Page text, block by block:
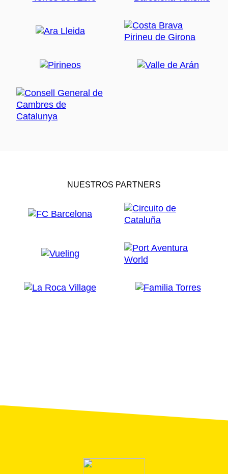
NUESTROS PARTNERS